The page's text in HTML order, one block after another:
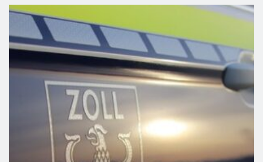
Projektion In Brüssel
Die Nähe Der EU-
Kommission Zur
Tierindustrie An
CREMISEE, EXCELSIOR
Süßer Und Herzhafter
Genuss